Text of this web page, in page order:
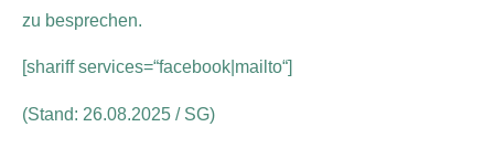
zu besprechen.
[shariff services=“facebook|mailto“]
(Stand: 26.08.2025 / SG)